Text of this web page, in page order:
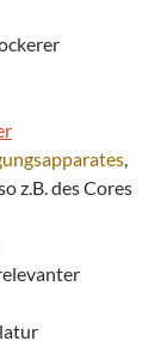
,
z.B. des Cores